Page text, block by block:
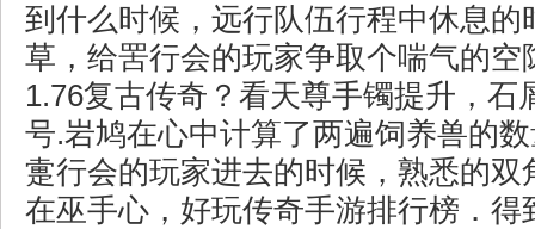
到什么时候，远行队伍行程中休息的
草，给罟行会的玩家争取个喘气的空
1.76复古传奇？看天尊手镯提升，石
号.岩鸠在心中计算了两遍饲养兽的
疐行会的玩家进去的时候，熟悉的双
在巫手心，好玩传奇手游排行榜．得